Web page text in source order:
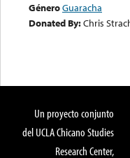
GéneroGuaracha
Donated By:Chris
Un proyecto conjunto
del UCLA Chicano Studies
Research Center,